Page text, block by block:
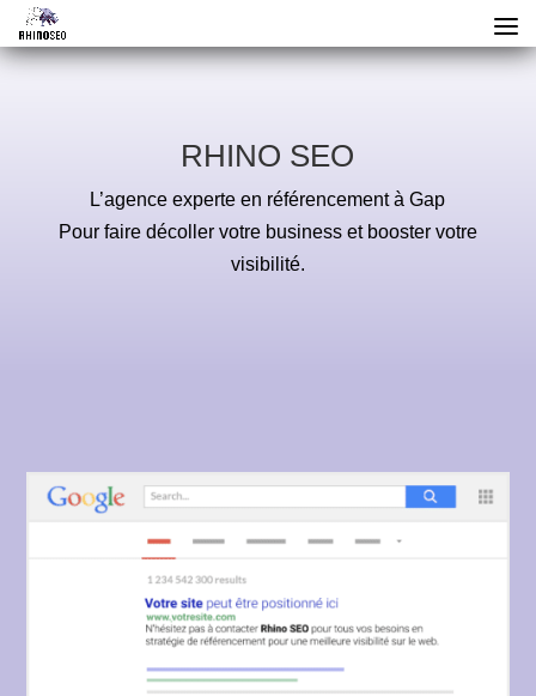
RHINO SEO
L’agence experte en référencement à Gap
Pour faire décoller votre business et booster votre
visibilité.